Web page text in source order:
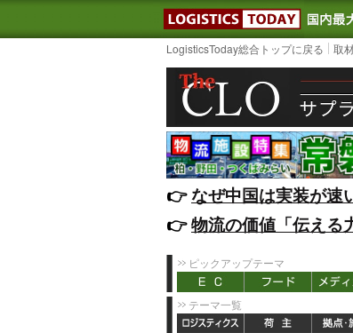
LogisticsToday総合トップに戻る 取
👉️なぜ中国は実装が速
👉️物流の価値「伝える
ピックアップテーマ
テーマ一覧